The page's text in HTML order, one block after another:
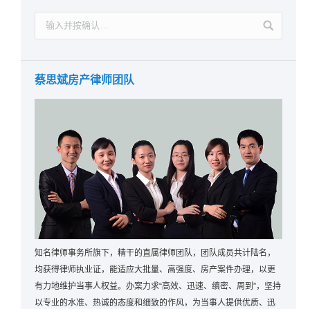
蔡思斌房产律师团队
知名律师事务所旗下，精干的直属律师团队，团队成员共计陆名，
均获得律师执业证，能适应大批量、高强度、房产案件办理，以更
有力地维护当事人权益。办案力求“高效、迅速、缜密、周到”，坚持
以专业的水准、热诚的态度和细致的作风，为当事人提供优质、迅